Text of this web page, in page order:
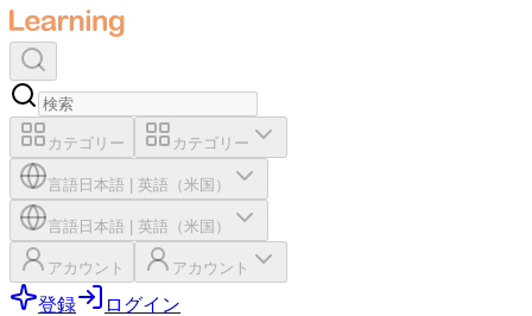
カテゴリー カテゴリー
言語 日本語 英語（米国）
言語 日本語 英語（米国）
アカウント アカウント
登録 ログイン